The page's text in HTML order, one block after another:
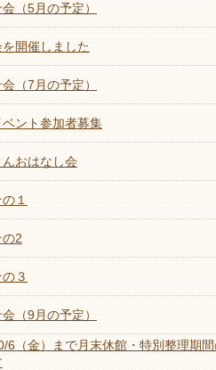
（5月の予定）
開催しました
（7月の予定）
ント参加者募集
おはなし会
１
2
３
（9月の予定）
6（金）まで月末休館・特別整理期